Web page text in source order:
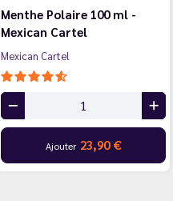
Menthe Polaire 100 ml -
Mexican Cartel
Mexican Cartel
Ajouter 23,90 €